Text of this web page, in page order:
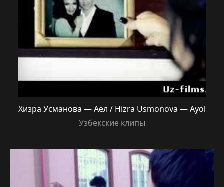
Хизра Усманова — Аёл / Hizra Usmonova — Ayol
Узбекские клипы